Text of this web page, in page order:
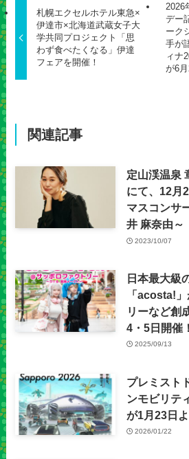
札幌エクセルホテル東急×
伊達市×北海道武蔵女子大
学共同プロジェクト「思
わず食べたくなる」伊達
フェアを開催！
2026
デー
ーク
手が
ィナ
が6
関連記事
定山渓温泉
にて、12月
マスコンサ
井 麻奈由～
2023/10/07
日本最大級
「acosta!
リーなど創
4・5日開催！
2025/09/13
プレミスト
ンモビリテ
が1月23日
2026/01/22